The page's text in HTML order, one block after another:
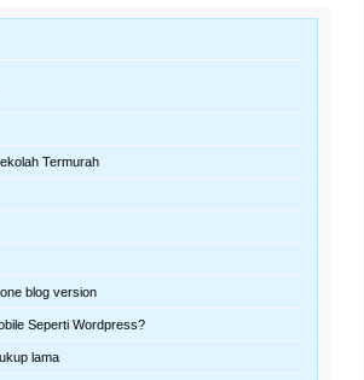
Termurah
blog version
Seperti Wordpress?
lama